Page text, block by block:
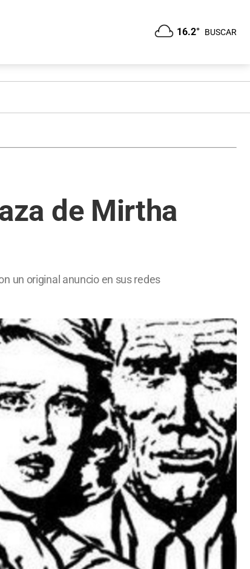
16.2° BUSCAR
de Mirtha
un original anuncio en sus redes